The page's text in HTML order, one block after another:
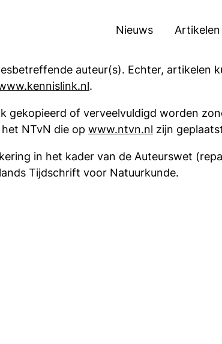
Nieuws Artikelen
auteur(s). Echter, artikelen
.
gekopieerd of verveelvuldigd worden
NTvN die op www.ntvn.nl zijn
in het kader van de Auteurswet
Tijdschrift voor Natuurkunde.